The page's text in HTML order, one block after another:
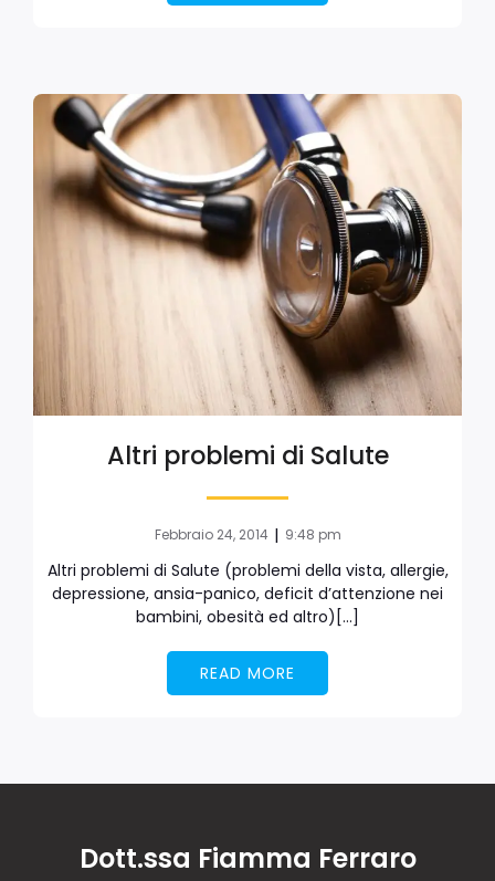
Altri problemi di Salute
Febbraio 24, 2014 | 9:48 pm
Altri problemi di Salute (problemi della vista, allergie,
depressione, ansia-panico, deficit d’attenzione nei
bambini, obesità ed altro)[…]
READ MORE
Dott.ssa Fiamma Ferraro